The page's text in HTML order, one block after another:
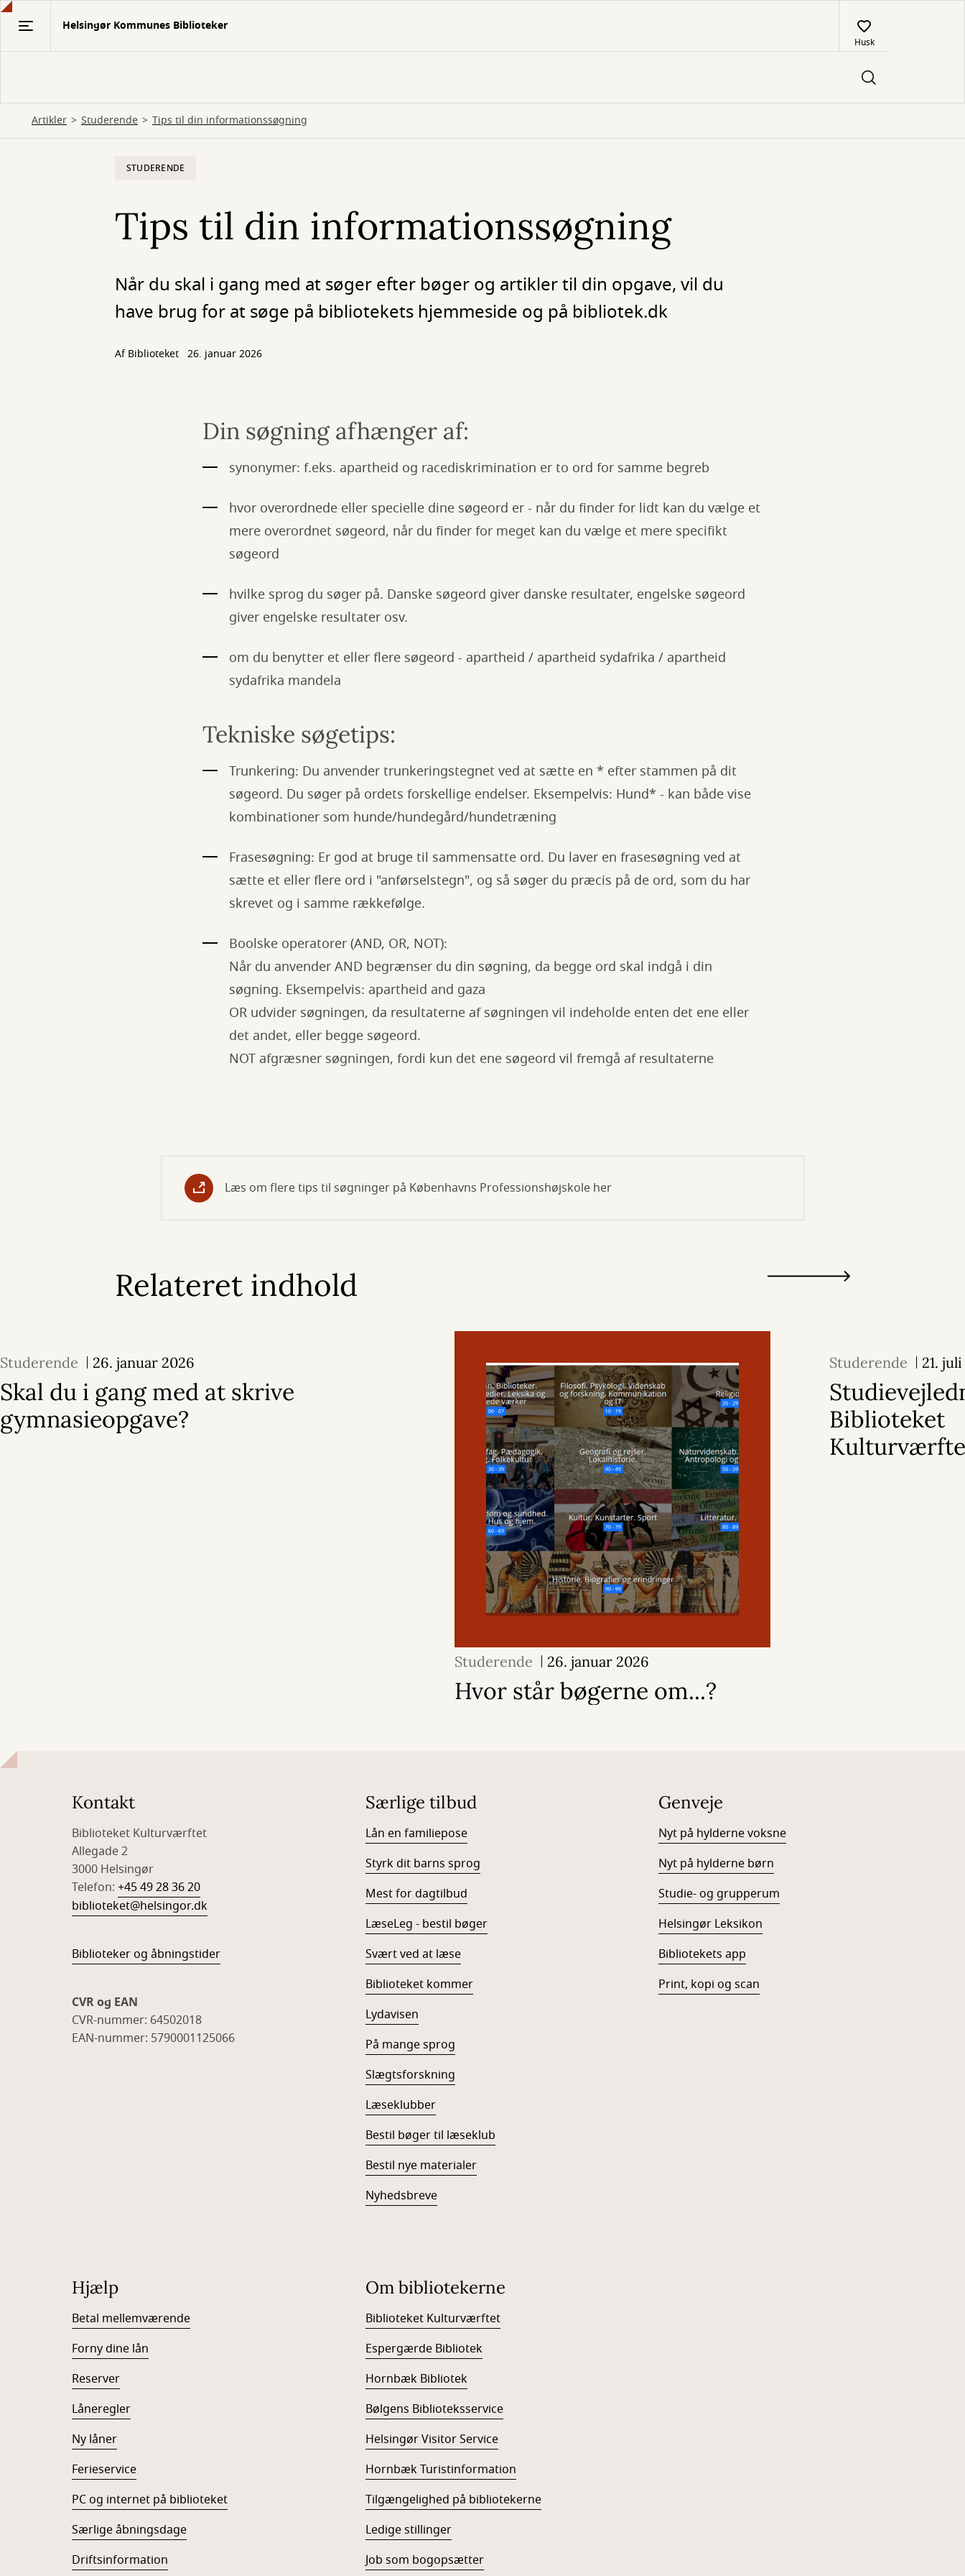
Gå
Helsingør Kommunes Biblioteker
Husk
Artikler Studerende Tips til din informationssøgning
STUDERENDE
Tips til din informationssøgning
Når du skal i gang med at søger efter bøger og artikler til din opgave, vil du
have brug for at søge på bibliotekets hjemmeside og på bibliotek.dk
Af Biblioteket 26. januar 2026
Din søgning afhænger af:
synonymer: f.eks. apartheid og racediskrimination er to ord for samme begreb
hvor overordnede eller specielle dine søgeord er - når du finder for lidt kan du vælge et
mere overordnet søgeord, når du finder for meget kan du vælge et mere specifikt
søgeord
hvilke sprog du søger på. Danske søgeord giver danske resultater, engelske søgeord
giver engelske resultater osv.
om du benytter et eller flere søgeord - apartheid / apartheid sydafrika / apartheid
sydafrika mandela
Tekniske søgetips:
Trunkering: Du anvender trunkeringstegnet ved at sætte en * efter stammen på dit
søgeord. Du søger på ordets forskellige endelser. Eksempelvis: Hund* - kan både vise
kombinationer som hunde/hundegård/hundetræning
Frasesøgning: Er god at bruge til sammensatte ord. Du laver en frasesøgning ved at
sætte et eller flere ord i "anførselstegn", og så søger du præcis på de ord, som du har
skrevet og i samme rækkefølge.
Boolske operatorer (AND, OR, NOT):
Når du anvender AND begrænser du din søgning, da begge ord skal indgå i din
søgning. Eksempelvis: apartheid and gaza
OR udvider søgningen, da resultaterne af søgningen vil indeholde enten det ene eller
det andet, eller begge søgeord.
NOT afgræsner søgningen, fordi kun det ene søgeord vil fremgå af resultaterne
Læs om flere tips til søgninger på Københavns Professionshøjskole her
Relateret indhold
Studerende 26. januar 2026
Skal du i gang med at skrive
gymnasieopgave?
Studerende 26. januar 2026
Hvor står bøgerne om...?
Studerende 21.
Biblioteket
Kontakt
Biblioteket Kulturværftet
Allegade 2
3000 Helsingør
Telefon: +45 49 28 36 20
biblioteket@helsingor.dk
Biblioteker og åbningstider
CVR og EAN
CVR-nummer: 64502018
EAN-nummer: 5790001125066
Særlige tilbud
Lån en familiepose
Styrk dit barns sprog
Mest for dagtilbud
LæseLeg - bestil bøger
Svært ved at læse
Biblioteket kommer
Lydavisen
På mange sprog
Slægtsforskning
Læseklubber
Bestil bøger til læseklub
Bestil nye materialer
Nyhedsbreve
Genveje
Nyt på hylderne voksne
Nyt på hylderne børn
Studie- og grupperum
Helsingør Leksikon
Bibliotekets app
Print, kopi og scan
Hjælp
Betal mellemværende
Forny dine lån
Reserver
Låneregler
Ny låner
Ferieservice
PC og internet på biblioteket
Særlige åbningsdage
Driftsinformation
Om bibliotekerne
Biblioteket Kulturværftet
Espergærde Bibliotek
Hornbæk Bibliotek
Bølgens Biblioteksservice
Helsingør Visitor Service
Hornbæk Turistinformation
Tilgængelighed på bibliotekerne
Ledige stillinger
Job som bogopsætter